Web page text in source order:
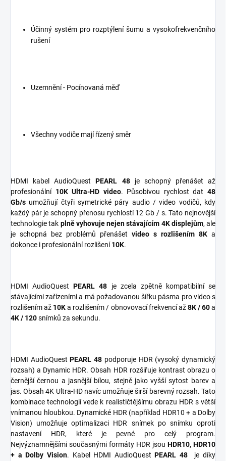
Účinný systém pro rozptýlení šumu a vysokofrekvenčního
rušení
Uzemnění - Pocínovaná měď
Všechny vodiče mají řízený směr
HDMI kabel AudioQuestPEARL 48 je schopný přenášet až
profesionální 10K Ultra-HD video. Působivou rychlost dat48
Gb/s umožňují čtyři symetrické páry audio / video vodičů, kdy
každý pár je schopný přenosu rychlostí 12 Gb / s. Tato nejnovější
technologie tak plně vyhovuje nejen stávajícím 4K displejům, ale
je schopná bez problémů přenášet video s rozlišením 8K a
dokonce i profesionální rozlišení10K.
HDMI AudioQuestPEARL 48 je zcela zpětně kompatibilní se
stávajícími zařízeními a má požadovanou šířku pásma pro video s
rozlišením až 10Ka rozlišením / obnovovací frekvencí až8K / 60a
4K / 120snímků za sekundu.
HDMI AudioQuestPEARL 48 podporuje HDR (vysoký dynamický
rozsah) a Dynamic HDR. Obsah HDR rozšiřuje kontrast obrazu o
černější černou a jasnější bílou, stejně jako vyšší sytost barev a
jas. Obsah 4K Ultra-HD navíc umožňuje širší barevný rozsah. Tato
kombinace technologií vede k realističtějšímu obrazu HDR s větší
vnímanou hloubkou. Dynamické HDR (například HDR10 + a Dolby
Vision) umožňuje optimalizaci HDR snímek po snímku oproti
nastavení HDR, které je pevné pro celý program.
Nejvýznamnějšími současnými formáty HDR jsou HDR10, HDR10
+ a Dolby Vision. Kabel HDMI AudioQuestPEARL 48
je díky